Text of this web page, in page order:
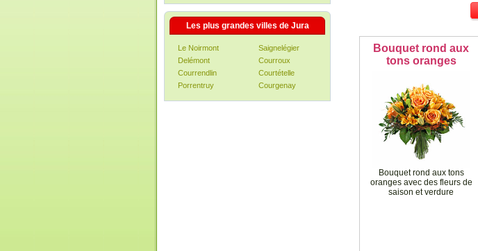
Les plus grandes villes de Jura
Le Noirmont
Saignelégier
Delémont
Courroux
Courrendlin
Courtételle
Porrentruy
Courgenay
Bouquet rond aux
tons oranges
Bouquet rond aux tons
oranges avec des fleurs de
saison et verdure